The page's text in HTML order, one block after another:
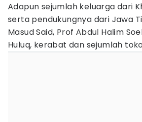
Adapun sejumlah keluarga dari
serta pendukungnya dari Jawa
Masud Said, Prof Abdul Halim
Huluq, kerabat dan sejumlah